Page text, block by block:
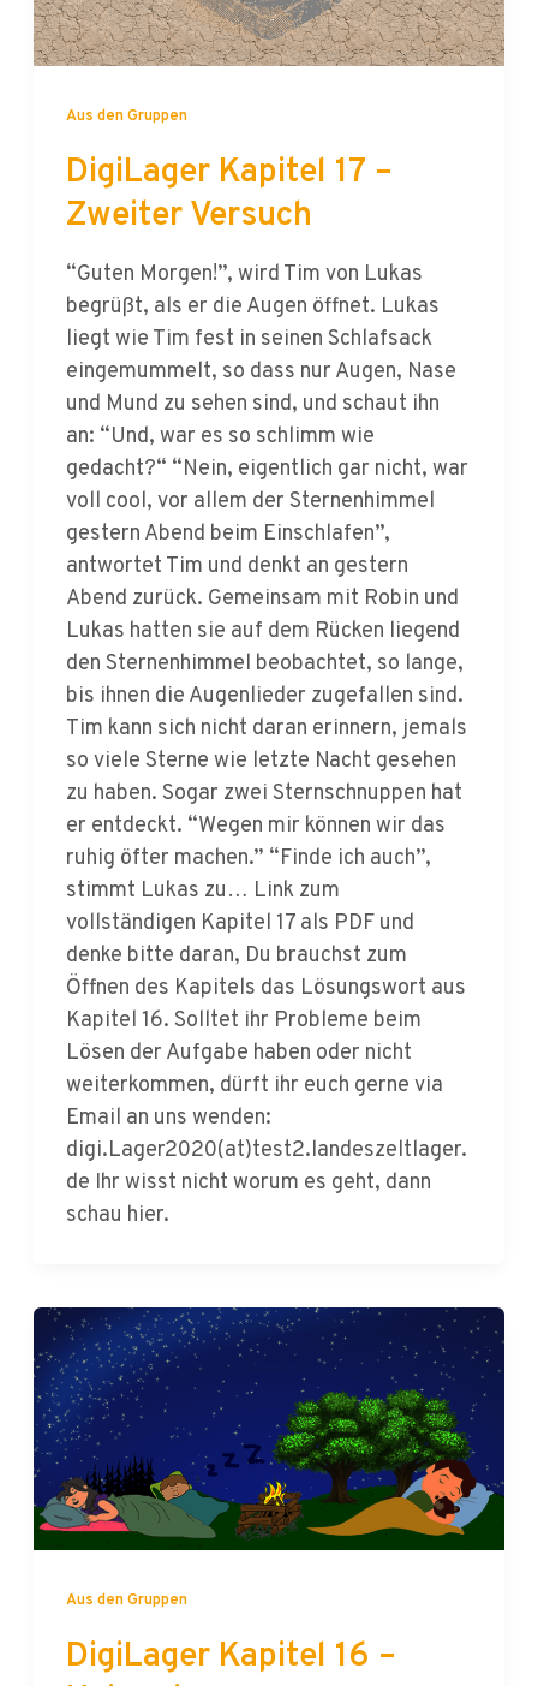
Aus den Gruppen
DigiLager Kapitel 17 –
Zweiter Versuch
“Guten Morgen!”, wird Tim von Lukas
liegt wie Tim fest in seinen Schlafsack
eingemummelt, so dass nur Augen, Nase
und Mund zu sehen sind, und schaut ihn
an: “Und, war es so schlimm wie
gedacht?“ “Nein, eigentlich gar nicht, war
voll cool, vor allem der Sternenhimmel
gestern Abend beim Einschlafen”,
antwortet Tim und denkt an gestern
Abend zurück. Gemeinsam mit Robin und
Lukas hatten sie auf dem Rücken liegend
den Sternenhimmel beobachtet, so lange,
bis ihnen die Augenlieder zugefallen sind.
Tim kann sich nicht daran erinnern, jemals
so viele Sterne wie letzte Nacht gesehen
zu haben. Sogar zwei Sternschnuppen hat
er entdeckt. “Wegen mir können wir das
ruhig öfter machen.” “Finde ich auch”,
stimmt Lukas zu… Link zum
vollständigen Kapitel 17 als PDF und
denke bitte daran, Du brauchst zum
Öffnen des Kapitels das Lösungswort aus
Kapitel 16. Solltet ihr Probleme beim
Lösen der Aufgabe haben oder nicht
weiterkommen, dürft ihr euch gerne via
Email an uns wenden:
digi.Lager2020(at)test2.landeszeltlager.
de Ihr wisst nicht worum es geht, dann
schau hier.
Aus den Gruppen
DigiLager Kapitel 16 –
Heimreise